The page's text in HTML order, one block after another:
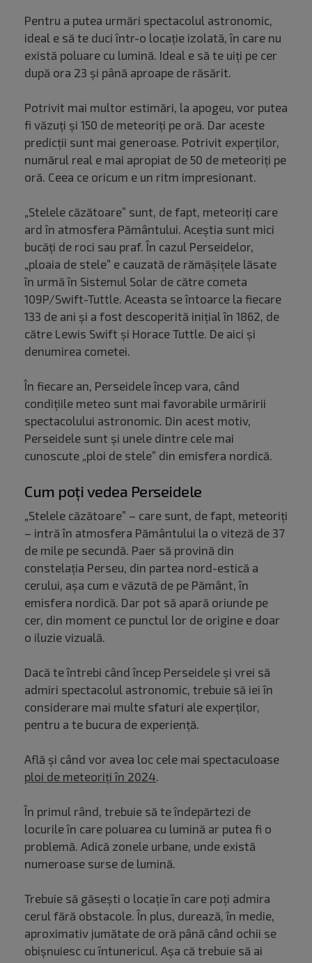
Pentru a putea urmări spectacolul astronomic,
ideal e să te duci într-o locație izolată, în care nu
există poluare cu lumină. Ideal e să te uiți pe cer
după ora 23 și până aproape de răsărit.
Potrivit mai multor estimări, la apogeu, vor putea
fi văzuți și 150 de meteoriți pe oră. Dar aceste
predicții sunt mai generoase. Potrivit experților,
numărul real e mai apropiat de 50 de meteoriți pe
oră. Ceea ce oricum e un ritm impresionant.
„Stelele căzătoare” sunt, de fapt, meteoriți care
ard în atmosfera Pământului. Aceștia sunt mici
bucăți de roci sau praf. În cazul Perseidelor,
„ploaia de stele” e cauzată de rămășițele lăsate
în urmă în Sistemul Solar de către cometa
109P/Swift-Tuttle. Aceasta se întoarce la fiecare
133 de ani și a fost descoperită inițial în 1862, de
către Lewis Swift și Horace Tuttle. De aici și
denumirea cometei.
În fiecare an, Perseidele încep vara, când
condițiile meteo sunt mai favorabile urmăririi
spectacolului astronomic. Din acest motiv,
Perseidele sunt și unele dintre cele mai
cunoscute „ploi de stele” din emisfera nordică.
Cum poți vedea Perseidele
„Stelele căzătoare” – care sunt, de fapt, meteoriți
– intră în atmosfera Pământului la o viteză de 37
de mile pe secundă. Paer să provină din
constelația Perseu, din partea nord-estică a
cerului, așa cum e văzută de pe Pământ, în
emisfera nordică. Dar pot să apară oriunde pe
cer, din moment ce punctul lor de origine e doar
o iluzie vizuală.
Dacă te întrebi când încep Perseidele și vrei să
admiri spectacolul astronomic, trebuie să iei în
considerare mai multe sfaturi ale experților,
pentru a te bucura de experiență.
Află și când vor avea loc cele mai spectaculoase
ploi de meteoriți în 2024.
În primul rând, trebuie să te îndepărtezi de
locurile în care poluarea cu lumină ar putea fi o
problemă. Adică zonele urbane, unde există
numeroase surse de lumină.
Trebuie să găsești o locație în care poți admira
cerul fără obstacole. În plus, durează, în medie,
aproximativ jumătate de oră până când ochii se
obișnuiesc cu întunericul. Așa că trebuie să ai